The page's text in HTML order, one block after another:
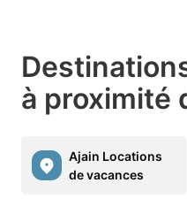
à proximité
Ajain Locations
de vacances